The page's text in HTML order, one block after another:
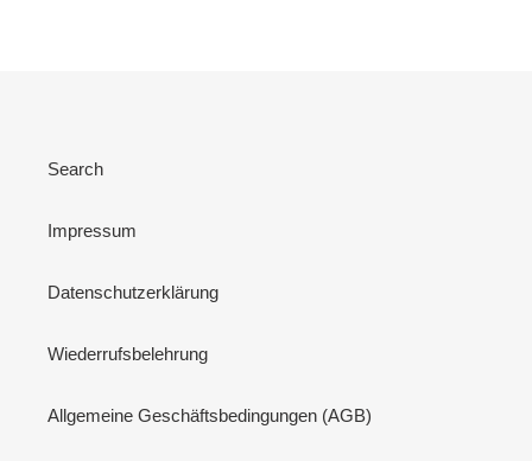
Search
Impressum
Datenschutzerklärung
Wiederrufsbelehrung
Allgemeine Geschäftsbedingungen (AGB)